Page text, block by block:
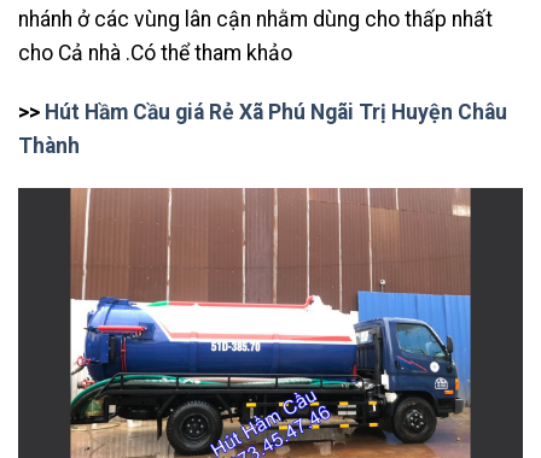
nhánh ở các vùng lân cận nhằm dùng cho thấp nhất
cho Cả nhà .Có thể tham khảo
>> Hút Hầm Cầu giá Rẻ Xã Phú Ngãi Trị Huyện Châu
Thành